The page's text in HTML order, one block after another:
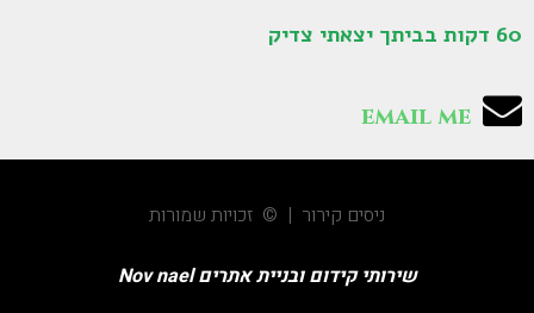
60 דקות בביתך יצאתי צדיק
email me
ניסים קירור | © זכויות שמורות
שירותי קידום ובניית אתרים Nov nael